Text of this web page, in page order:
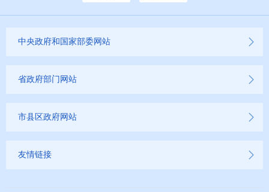
云南省网上新闻发布厅
商品房预售许可证信息公示
中央政府和国家部委网站
省政府部门网站
市县区政府网站
友情链接